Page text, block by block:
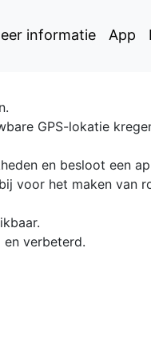
informatie App
GPS-lokatie
en besloot een
voor het maken van
verbeterd.